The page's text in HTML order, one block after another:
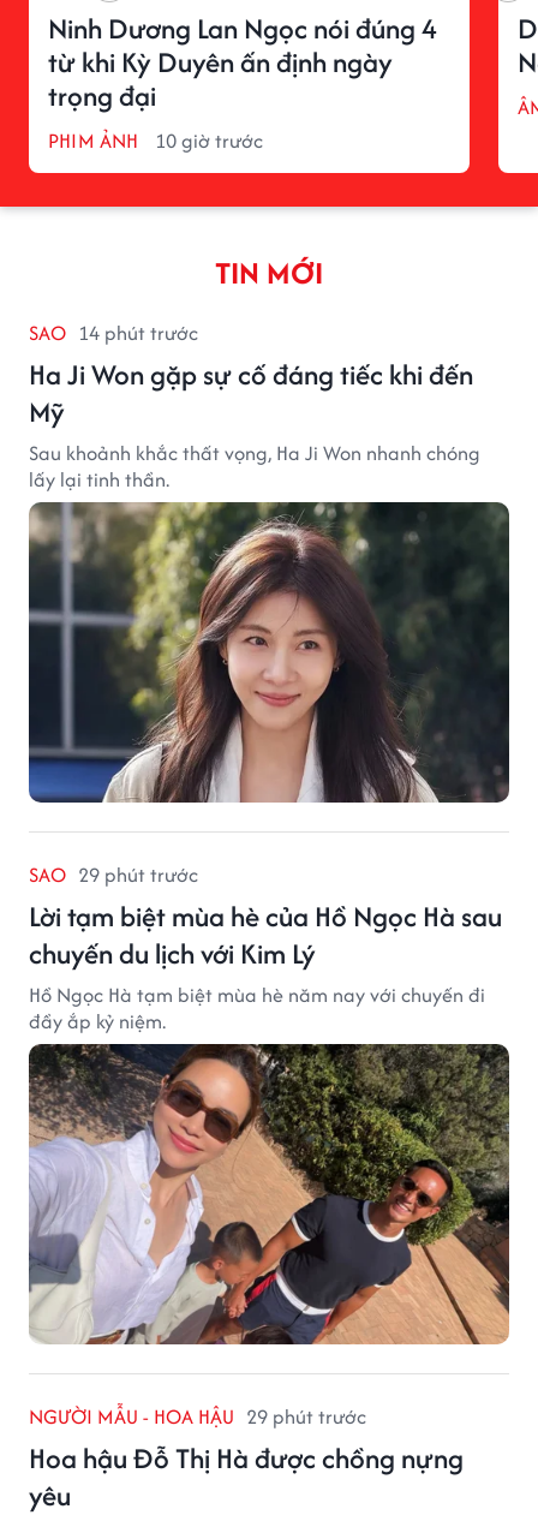
Ninh Dương Lan Ngọc nói đúng 4
từ khi Kỳ Duyên ấn định ngày
trọng đại
PHIM ẢNH 10 giờ trước
TIN MỚI
SAO 14 phút trước
Ha Ji Won gặp sự cố đáng tiếc khi đến
Mỹ
Sau khoảnh khắc thất vọng, Ha Ji Won nhanh chóng
lấy lại tinh thần.
SAO 29 phút trước
Lời tạm biệt mùa hè của Hồ Ngọc Hà sau
chuyến du lịch với Kim Lý
Hồ Ngọc Hà tạm biệt mùa hè năm nay với chuyến đi
đầy ắp kỷ niệm.
NGƯỜI MẪU - HOA HẬU 29 phút trước
Hoa hậu Đỗ Thị Hà được chồng nựng
yêu